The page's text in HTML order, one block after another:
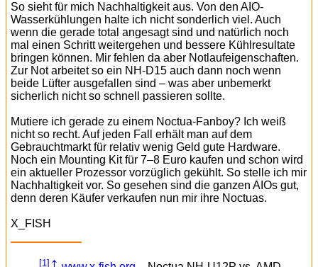
So sieht für mich Nachhaltigkeit aus. Von den AIO-
Wasserkühlungen halte ich nicht sonderlich viel. Auch
wenn die gerade total angesagt sind und natürlich noch
mal einen Schritt weitergehen und bessere Kühlresultate
bringen können. Mir fehlen da aber Notlaufeigenschaften.
Zur Not arbeitet so ein NH-D15 auch dann noch wenn
beide Lüfter ausgefallen sind – was aber unbemerkt
sicherlich nicht so schnell passieren sollte.
Mutiere ich gerade zu einem Noctua-Fanboy? Ich weiß
nicht so recht. Auf jeden Fall erhält man auf dem
Gebrauchtmarkt für relativ wenig Geld gute Hardware.
Noch ein Mounting Kit für 7–8 Euro kaufen und schon wird
ein aktueller Prozessor vorzüglich gekühlt. So stelle ich mir
Nachhaltigkeit vor. So gesehen sind die ganzen AIOs gut,
denn deren Käufer verkaufen nun mir ihre Noctuas.
X_FISH
[1]